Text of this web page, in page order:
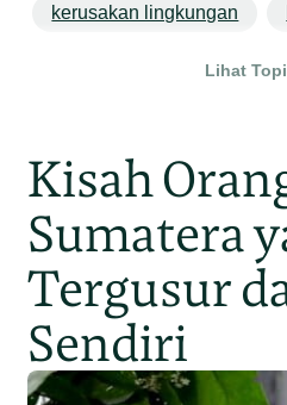
kerusakan lingkungan
Lihat
Kisah
Sumatera
Tergusur
Sendiri